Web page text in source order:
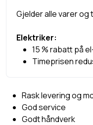
Gjelder alle varer
Elektriker:
15 % rabatt på
Timeprisen
Rask levering og
God service
Godt håndverk